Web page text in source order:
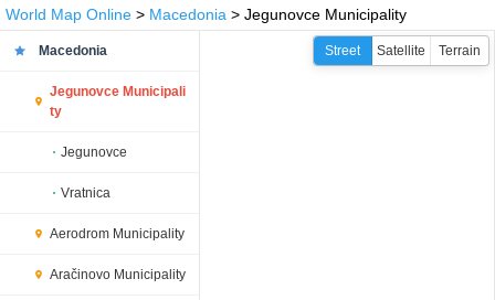
World Map Online > Macedonia > Jegunovce Municipality
Macedonia
Jegunovce Municipali
ty
Jegunovce
Vratnica
Aerodrom Municipality
Aračinovo Municipality
Street Satellite Terrain